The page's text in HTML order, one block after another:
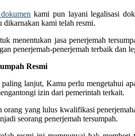
kami pun layani legalisasi
dikarnakan kami telah resmi.
menentukan jasa penerjemah
penerjemah-penerjemah terbaik dan
Resmi
paling lanjut, Kamu perlu mengetahui
izin dari pemerintah terkait.
orang yang lulus kwalifikasi
seorang penerjemah tersumpah.